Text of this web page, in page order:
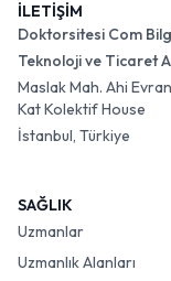
İLETİŞİM
Doktorsitesi Com
Teknoloji ve Ticaret
Maslak Mah. Ahi
Kat Kolektif House
İstanbul, Türkiye
SAĞLIK
Uzmanlar
Uzmanlık Alanları